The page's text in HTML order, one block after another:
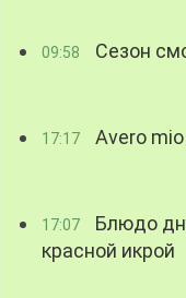
09:58 Сезон
17:17 Avero
17:07
Блюдо
красной икрой